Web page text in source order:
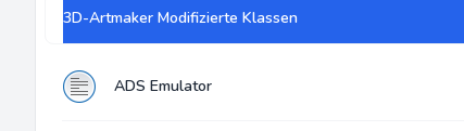
3D-Artmaker Modifizierte Klassen
ADS Emulator